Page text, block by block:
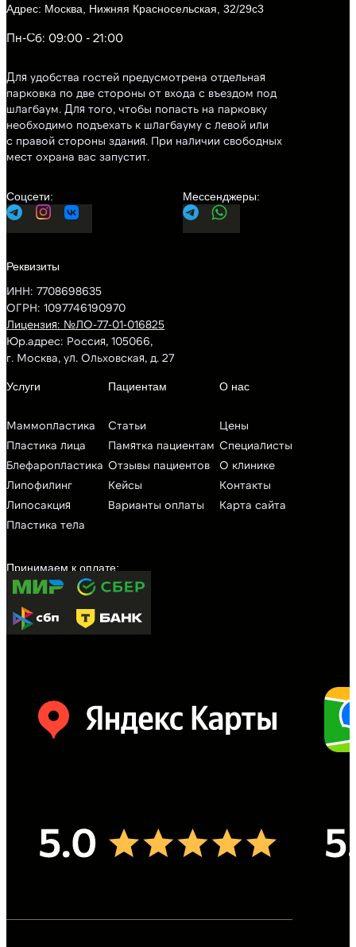
Москва, Нижняя Красносельская, 32/29с3
Пн-Сб: 09:00 - 21:00
Для удобства гостей предусмотрена отдельная
парковка по две стороны от входа с въездом под
шлагбаум. Для того, чтобы попасть на парковку
необходимо подъехать к шлагбауму с левой или
с правой стороны здания. При наличии свободных
мест охрана вас запустит.
ИНН: 7708698635
ОГРН: 1097746190970
Лицензия: №ЛО-77-01-016825
Юр.адрес: Россия, 105066,
г. Москва, ул. Ольховская, д. 27
Маммопластика
Пластика лица
Блефаропластика
Липофилинг
Липосакция
Пластика тела
Статьи
Памятка пациентам
Отзывы пациентов
Кейсы
Варианты оплаты
Цены
Специалисты
О клинике
Контакты
Карта сайта